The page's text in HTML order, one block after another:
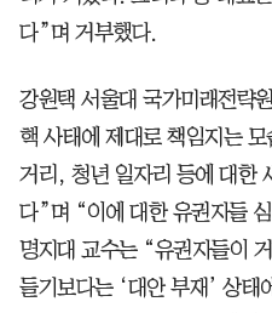
다”며 거부했다.
강원택 서울대 국가미래전략
핵 사태에 제대로 책임지는
거리, 청년 일자리 등에 대한
다”며 “이에 대한 유권자들
명지대 교수는 “유권자들이
들기보다는 ‘대안 부재’ 상태